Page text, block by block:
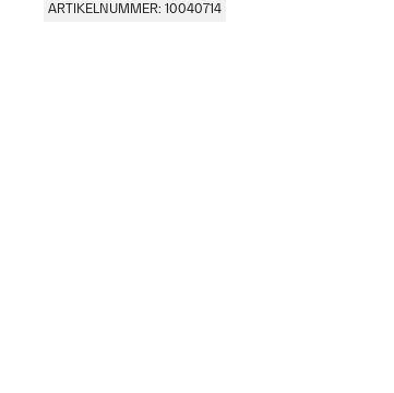
ARTIKELNUMMER: 10040714